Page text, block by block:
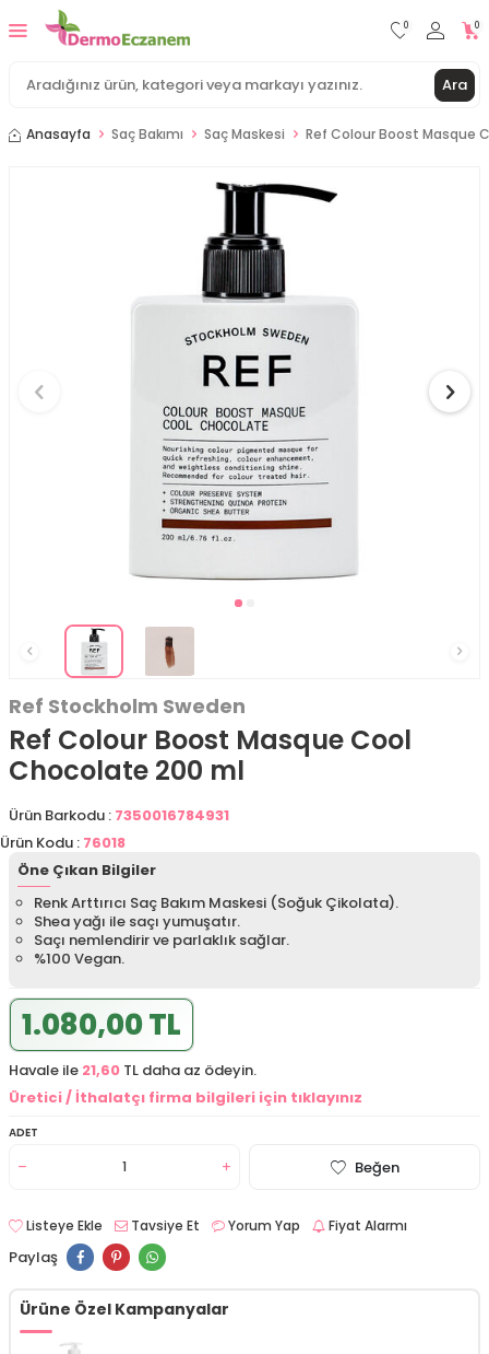
Ara
0 0
Anasayfa Saç Bakımı Saç Maskesi Ref Colour Boost Masque
Ref Stockholm Sweden
Ref Colour Boost Masque Cool
Chocolate 200 ml
Ürün Barkodu : 7350016784931
Ürün Kodu : 76018
Öne Çıkan Bilgiler
Renk Arttırıcı Saç Bakım Maskesi (Soğuk Çikolata).
Shea yağı ile saçı yumuşatır.
Saçı nemlendirir ve parlaklık sağlar.
%100 Vegan.
1.080,00 TL
Havale ile 21,60 TL daha az ödeyin.
Üretici / İthalatçı firma bilgileri için tıklayınız
ADET
Beğen
Listeye Ekle Tavsiye Et Yorum Yap Fiyat Alarmı
Paylaş
Ürüne Özel Kampanyalar